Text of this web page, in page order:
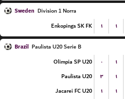
Sweden Division 1 Norra
Enkopings SK FK
۱ ۱
Brazil Paulista U20 Serie B
Olimpia SP U20
۰ ۱
Paulista U20
۳ ۱
Jacarei FC U20
۱ ۱